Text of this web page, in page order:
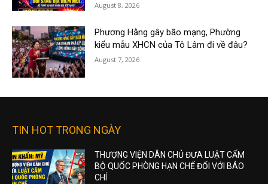
August 8, 2026
Phương Hằng gây bão mạng, Phường
kiểu mẫu XHCN của Tô Lâm đi về đâu?
August 7, 2026
TIN HOT TRONG NGÀY
THƯỢNG VIỆN DÂN CHỦ ĐƯA LUẬT CẤM
BỘ QUỐC PHÒNG HẠN CHẾ ĐỐI VỚI BÁO
CHÍ